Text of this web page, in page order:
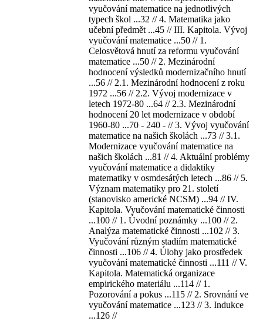
vyučování matematice na jednotlivých
typech škol ...32 // 4. Matematika jako
učební předmět ...45 // III. Kapitola. Vývoj
vyučování matematice ...50 // 1.
Celosvětová hnutí za reformu vyučování
matematice ...50 // 2. Mezinárodní
hodnocení výsledků modernizačního hnutí
...56 // 2.1. Mezinárodní hodnocení z roku
1972 ...56 // 2.2. Vývoj modernizace v
letech 1972-80 ...64 // 2.3. Mezinárodní
hodnocení 20 let modernizace v období
1960-80 ...70 - 240 - // 3. Vývoj vyučování
matematice na našich školách ...73 // 3.1.
Modernizace vyučování matematice na
našich školách ...81 // 4. Aktuální problémy
vyučování matematice a didaktiky
matematiky v osmdesátých letech ...86 // 5.
Význam matematiky pro 21. století
(stanovisko americké NCSM) ...94 // IV.
Kapitola. Vyučování matematické činnosti
...100 // 1. Úvodní poznámky ...100 // 2.
Analýza matematické činnosti ...102 // 3.
Vyučování různým stadiím matematické
činnosti ...106 // 4. Úlohy jako prostředek
vyučování matematické činnosti ...111 // V.
Kapitola. Matematická organizace
empirického materiálu ...114 // 1.
Pozorování a pokus ...115 // 2. Srovnání ve
vyučování matematice ...123 // 3. Indukce
...126 //